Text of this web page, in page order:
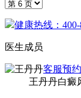
健康热线：400-
医生成员
客服预约
王丹丹白癜